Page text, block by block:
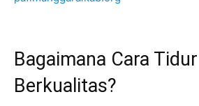
Bagaimana Cara
Berkualitas?